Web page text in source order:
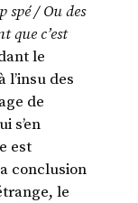
spé / Ou des
que c’est
le
l’insu des
de
s’en
est
conclusion
le